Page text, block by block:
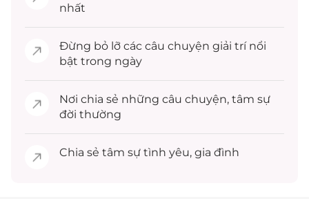
nhất
Đừng bỏ lỡ các câu chuyện giải trínổi
bật trong ngày
Nơi chia sẻ những câu chuyện, tâm sự
đời thường
Chia sẻ tâm sự tình yêu, gia đình